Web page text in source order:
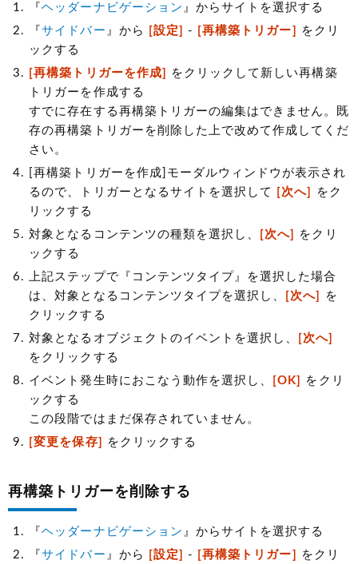
『ヘッダーナビゲーション 』からサイトを選択する
『サイドバー 』から [設定] - [再構築トリガー]
をクリ
ックする
[再構築トリガーを作成]
をクリックして新しい再構築
トリガーを作成する
すでに存在する再構築トリガーの編集はできません。既
存の再構築トリガーを削除した上で改めて作成してくだ
さい。
[再構築トリガーを作成]モーダルウィンドウが表示され
るので、トリガーとなるサイトを選択して
[次へ]
をク
リックする
対象となるコンテンツの種類を選択し、
[次へ]
をクリ
ックする
上記ステップで『コンテンツタイプ』を選択した場合
は、対象となるコンテンツタイプを選択し、
[次へ]
を
クリックする
対象となるオブジェクトのイベントを選択し、
[次へ]
をクリックする
イベント発生時におこなう動作を選択し、
[OK]
をクリ
ックする
この段階ではまだ保存されていません。
[変更を保存]
をクリックする
再構築トリガーを削除する
『ヘッダーナビゲーション 』からサイトを選択する
『サイドバー 』から [設定] - [再構築トリガー]
をクリ